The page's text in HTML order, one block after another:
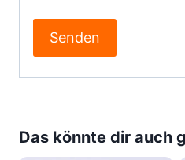
Das könnte dir auch